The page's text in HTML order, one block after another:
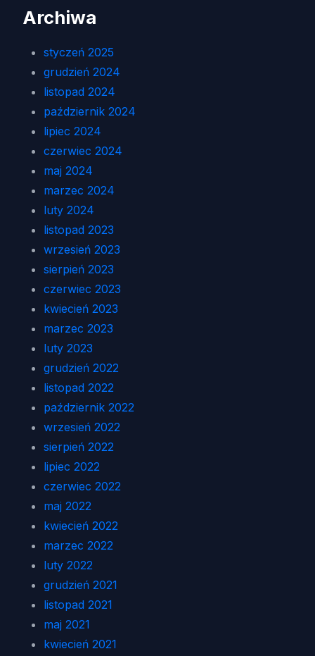
Archiwa
styczeń 2025
grudzień 2024
listopad 2024
październik 2024
lipiec 2024
czerwiec 2024
maj 2024
marzec 2024
luty 2024
listopad 2023
wrzesień 2023
sierpień 2023
czerwiec 2023
kwiecień 2023
marzec 2023
luty 2023
grudzień 2022
listopad 2022
październik 2022
wrzesień 2022
sierpień 2022
lipiec 2022
czerwiec 2022
maj 2022
kwiecień 2022
marzec 2022
luty 2022
grudzień 2021
listopad 2021
maj 2021
kwiecień 2021